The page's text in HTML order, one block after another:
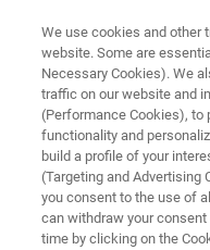
異地性銅鉱
鉱物分布
We use cookies and other
website. Some are
Necessary Cookies). We
traffic on our website and
(Performance Cookies), to
functionality and
build a profile of your
(Targeting and Advertising
you consent to the use of
can withdraw your
time by clicking on the